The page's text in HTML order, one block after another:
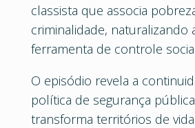
classista que associa
criminalidade, naturalizando
ferramenta de controle
O episódio revela a
política de segurança
transforma territórios de